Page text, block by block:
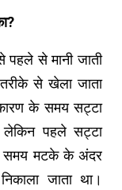
से मानी जाती
से खेला जाता
के समय सट्टा
पहले सट्टा
समय मटके के अंदर
जाता था।